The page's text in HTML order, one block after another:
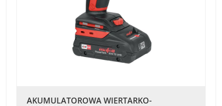
AKUMULATOROWA WIERTARKO-